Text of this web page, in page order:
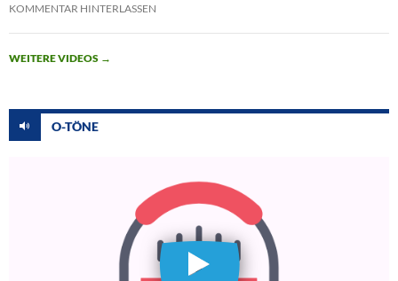
KOMMENTAR HINTERLASSEN
WEITERE VIDEOS →
O-TÖNE